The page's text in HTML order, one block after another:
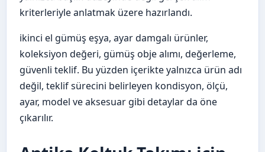
kriterleriyle anlatmak üzere hazırlandı.
ikinci el gümüş eşya, ayar damgalı ürünler,
koleksiyon değeri, gümüş obje alımı, değerleme,
güvenli teklif. Bu yüzden içerikte yalnızca ürün adı
değil, teklif sürecini belirleyen kondisyon, ölçü,
ayar, model ve aksesuar gibi detaylar da öne
çıkarılır.